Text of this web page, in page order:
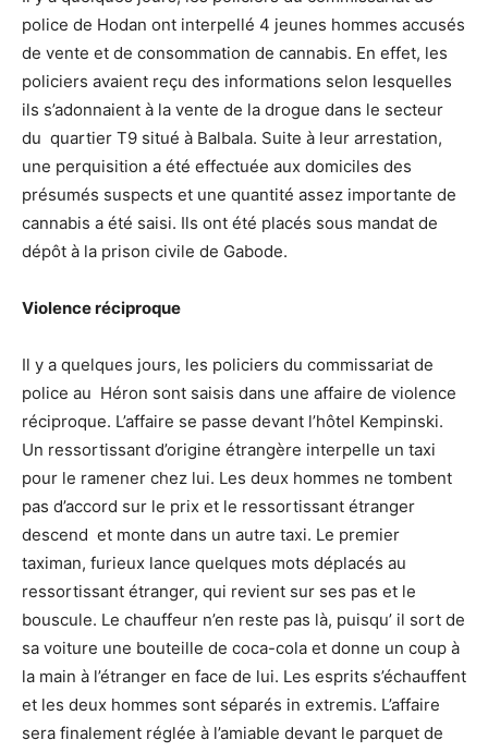
police de Hodan ont interpellé 4 jeunes hommes accusés
de vente et de consommation de cannabis. En effet, les
policiers avaient reçu des informations selon lesquelles
ils s’adonnaient à la vente de la drogue dans le secteur
du quartier T9 situé à Balbala. Suite à leur arrestation,
une perquisition a été effectuée aux domiciles des
présumés suspects et une quantité assez importante de
cannabis a été saisi. Ils ont été placés sous mandat de
dépôt à la prison civile de Gabode.
Violence réciproque
Il y a quelques jours, les policiers du commissariat de
police au Héron sont saisis dans une affaire de violence
réciproque. L’affaire se passe devant l’hôtel Kempinski.
Un ressortissant d’origine étrangère interpelle un taxi
pour le ramener chez lui. Les deux hommes ne tombent
pas d’accord sur le prix et le ressortissant étranger
descend et monte dans un autre taxi. Le premier
taximan, furieux lance quelques mots déplacés au
ressortissant étranger, qui revient sur ses pas et le
bouscule. Le chauffeur n’en reste pas là, puisqu’ il sort de
sa voiture une bouteille de coca-cola et donne un coup à
la main à l’étranger en face de lui. Les esprits s’échauffent
et les deux hommes sont séparés in extremis. L’affaire
sera finalement réglée à l’amiable devant le parquet de